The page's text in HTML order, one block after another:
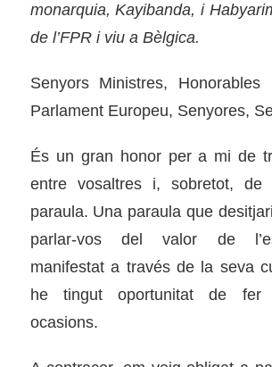
monarquia, Kayibanda, i
de l’FPR i viu a Bèlgica.
Senyors Ministres, Honorables
Parlament Europeu, Senyores,
És un gran honor per a mi de
entre vosaltres i, sobretot, de
paraula. Una paraula que
parlar-vos del valor de
manifestat a través de la seva
he tingut oportunitat de fer
ocasions.